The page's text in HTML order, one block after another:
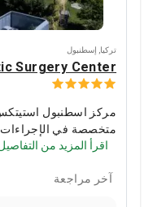
تركيا, إسطنبول
Surgery Center
مركز اسطنبول استيتكس
متخصصة في الإجراءات
وزراعة الشعر ورفع
DHI وعلاج PRP لعلاج تساقط الشعر.
اقرأ المزيد من
آخر مراجعة